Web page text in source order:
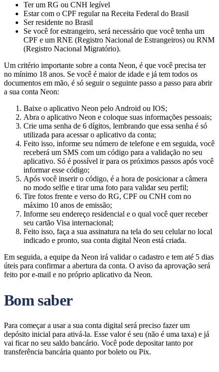
Ter um RG ou CNH legível
Estar com o CPF regular na Receita Federal do Brasil
Ser residente no Brasil
Se você for estrangeiro, será necessário que você tenha um
CPF e um RNE (Registro Nacional de Estrangeiros) ou RNM
(Registro Nacional Migratório).
Um critério importante sobre a conta Neon, é que você precisa ter
no mínimo 18 anos. Se você é maior de idade e já tem todos os
documentos em mão, é só seguir o seguinte passo a passo para abrir
a sua conta Neon:
Baixe o aplicativo Neon pelo Android ou IOS;
Abra o aplicativo Neon e coloque suas informações pessoais;
Crie uma senha de 6 dígitos, lembrando que essa senha é só
utilizada para acessar o aplicativo da conta;
Feito isso, informe seu número de telefone e em seguida, você
receberá um SMS com um código para a validação no seu
aplicativo. Só é possível ir para os próximos passos após você
informar esse código;
Após você inserir o código, é a hora de posicionar a câmera
no modo selfie e tirar uma foto para validar seu perfil;
Tire fotos frente e verso do RG, CPF ou CNH com no
máximo 10 anos de emissão;
Informe seu endereço residencial e o qual você quer receber
seu cartão Visa internacional;
Feito isso, faça a sua assinatura na tela do seu celular no local
indicado e pronto, sua conta digital Neon está criada.
Em seguida, a equipe da Neon irá validar o cadastro e tem até 5 dias
úteis para confirmar a abertura da conta. O aviso da aprovação será
feito por e-mail e no próprio aplicativo da Neon.
Bom saber
Para começar a usar a sua conta digital será preciso fazer um
depósito inicial para ativá-la. Esse valor é seu (não é uma taxa) e já
vai ficar no seu saldo bancário. Você pode depositar tanto por
transferência bancária quanto por boleto ou Pix.